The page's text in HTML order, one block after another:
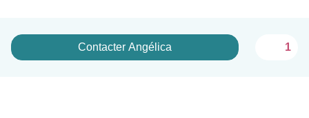
Contacter Angélica 1